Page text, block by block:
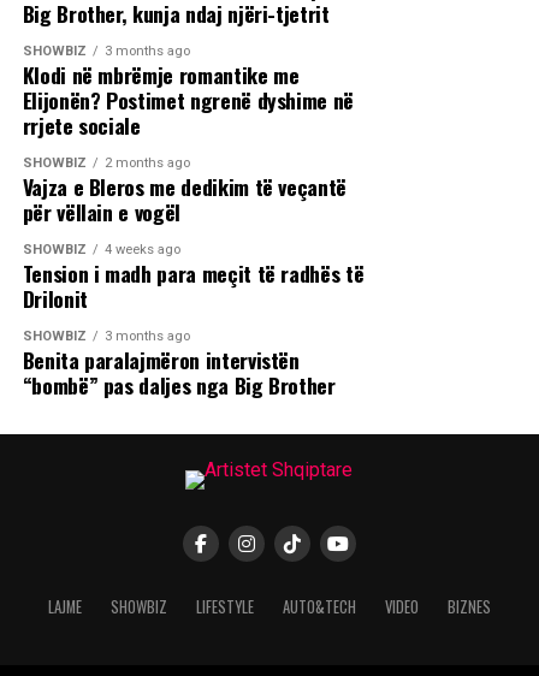
Big Brother, kunja ndaj njëri-tjetrit
SHOWBIZ 3 months ago
Klodi në mbrëmje romantike me
Elijonën? Postimet ngrenë dyshime në
rrjete sociale
SHOWBIZ 2 months ago
Vajza e Bleros me dedikim të veçantë
për vëllain e vogël
SHOWBIZ 4 weeks ago
Tension i madh para meçit të radhës të
Drilonit
SHOWBIZ 3 months ago
Benita paralajmëron intervistën
“bombë” pas daljes nga Big Brother
LAJME SHOWBIZ LIFESTYLE AUTO&TECH VIDEO BIZNES